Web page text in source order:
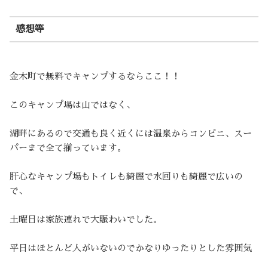
感想等
金木町で無料でキャンプするならここ！！
このキャンプ場は山ではなく、
湖畔にあるので交通も良く近くには温泉からコンビニ、スー
パーまで全て揃っています。
肝心なキャンプ場もトイレも綺麗で水回りも綺麗で広いの
で、
土曜日は家族連れで大賑わいでした。
平日はほとんど人がいないのでかなりゆったりとした雰囲気